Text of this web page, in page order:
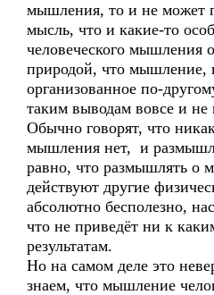
мышления, то и не может
мысль, что и какие-то
человеческого мышления
природой, что мышление,
организованное по-
таким выводам вовсе и
Обычно говорят, что
мышления нет, и
равно, что размышлять о
действуют другие
абсолютно бесполезно,
что не приведёт ни к
результатам.
Но на самом деле это
знаем, что мышление